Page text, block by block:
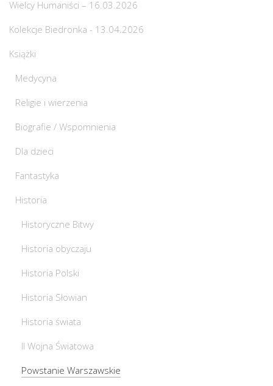
Wielcy Humaniści – 16.03.2026
Kolekcje Biedronka - 13.04.2026
Książki
Medycyna
Religie i wierzenia
Biografie / Wspomnienia
Dla dzieci
Fantastyka
Historia
Historyczne Bitwy
Historia obyczaju
Historia Polski
Historia Słowian
Historia świata
II Wojna Światowa
Powstanie Warszawskie